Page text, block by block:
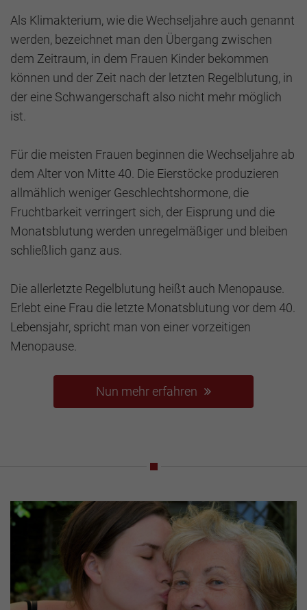
Als Klimakterium, wie die Wechseljahre auch genannt
werden, bezeichnet man den Übergang zwischen
dem Zeitraum, in dem Frauen Kinder bekommen
können und der Zeit nach der letzten Regelblutung, in
der eine Schwangerschaft also nicht mehr möglich
ist.
Für die meisten Frauen beginnen die Wechseljahre ab
dem Alter von Mitte 40. Die Eierstöcke produzieren
allmählich weniger Geschlechtshormone, die
Fruchtbarkeit verringert sich, der Eisprung und die
Monatsblutung werden unregelmäßiger und bleiben
schließlich ganz aus.
Die allerletzte Regelblutung heißt auch Menopause.
Erlebt eine Frau die letzte Monatsblutung vor dem 40.
Lebensjahr, spricht man von einer vorzeitigen
Menopause.
Nun mehr erfahren